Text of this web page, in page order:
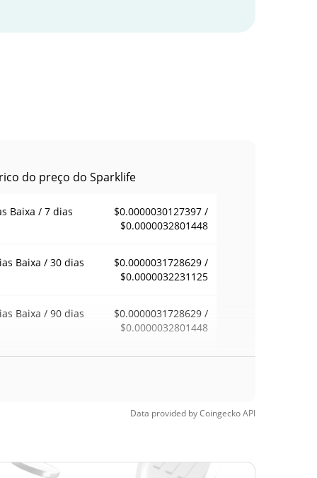
do preço do Sparklife
Baixa / 7 dias
$0.0000030127397 /
$0.0000032801448
Baixa / 30 dias
$0.0000031728629 /
$0.0000032231125
Baixa / 90 dias
$0.0000031728629 /
$0.0000032801448
$0.00088533
Data provided byCoingeckoAPI